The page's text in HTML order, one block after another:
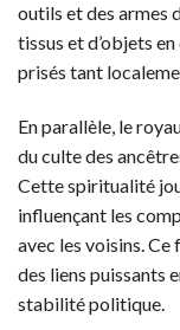
outils et des armes
tissus et d’objets
prisés tant
En parallèle, le
du culte des
Cette spiritualité
influençant les
avec les voisins.
des liens puissants
stabilité politique.